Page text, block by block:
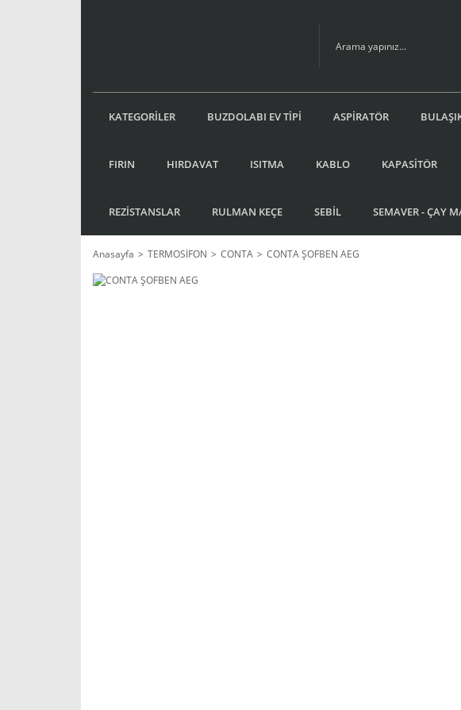
KATEGORİLER BUZDOLABI EV TİPİ ASPİRATÖR
FIRIN HIRDAVAT ISITMA KABLO KAPASİTÖR
REZİSTANSLAR RULMAN KEÇE SEBİL SEMAVER - ÇAY
Anasayfa TERMOSİFON CONTA CONTA ŞOFBEN AEG